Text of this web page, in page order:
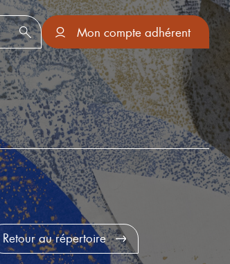
Mon compte adhérent
Retour au répertoire